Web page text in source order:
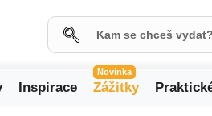
Inspirace
Novinka
Zážitky